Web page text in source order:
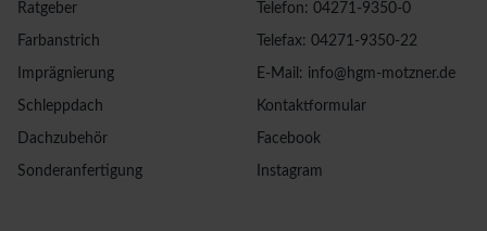
Ratgeber
Farbanstrich
Imprägnierung
Schleppdach
Dachzubehör
Sonderanfertigung
Telefon: 04271-9350-0
Telefax: 04271-9350-22
E-Mail: info@hgm-motzner.de
Kontaktformular
Facebook
Instagram